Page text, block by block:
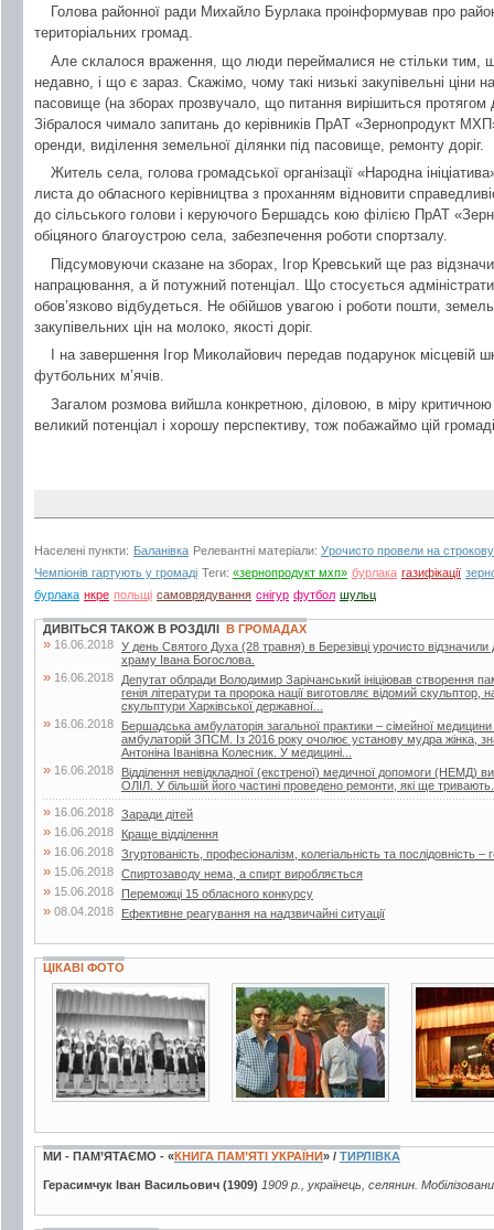
Голова районної ради Михайло Бурлака проінформував про
територіальних громад.
Але склалося враження, що люди переймалися не стільки тим,
недавно, і що є зараз. Скажімо, чому такі низькі закупівельні ціни
пасовище (на зборах прозвучало, що питання вирішиться протягом
Зібралося чимало запитань до керівників ПрАТ «Зернопродукт
оренди, виділення земельної ділянки під пасовище, ремонту доріг.
Житель села, голова громадської організації «Народна
листа до обласного керівництва з проханням відновити
до сільського голови і керуючого Бершадсь кою філією ПрАТ
обіцяного благоустрою села, забезпечення роботи спортзалу.
Підсумовуючи сказане на зборах, Ігор Кревський ще раз
напрацювання, а й потужний потенціал. Що стосується
обов’язково відбудеться. Не обійшов увагою і роботи пошти,
закупівельних цін на молоко, якості доріг.
І на завершення Ігор Миколайович передав подарунок місцевій
футбольних м’ячів.
Загалом розмова вийшла конкретною, діловою, в міру
великий потенціал і хорошу перспективу, тож побажаймо цій
Населені пункти: Баланівка Релевантні матеріали: Урочисто провели на
Чемпіонів гартують у громаді Теги: «зернопродукт мхп» бурлака газифікації
бурлака нкре польщі самоврядування снігур футбол шульц
ДИВІТЬСЯ ТАКОЖ В РОЗДІЛІ В ГРОМАДАХ
» 16.06.2018 У день Святого Духа (28 травня) в Березівці урочисто відзначили
храму Івана Богослова.
» 16.06.2018
Депутат облради Володимир Зарічанський ініціював створення
генія літератури та пророка нації виготовляє відомий
скульптури Харківської державної...
» 16.06.2018
Бершадська амбулаторія загальної практики – сімейної
амбулаторій ЗПСМ. Із 2016 року очолює установу мудра жінка,
Антоніна Іванівна Колесник. У медицині...
» 16.06.2018
Відділення невідкладної (екстреної) медичної допомоги (НЕМД)
ОЛІЛ. У більшій його частині проведено ремонти, які ще тривають.
» 16.06.2018 Заради дітей
» 16.06.2018 Краще відділення
» 16.06.2018 Згуртованість, професіоналізм, колегіальність та послідовність –
» 15.06.2018 Спиртозаводу нема, а спирт виробляється
» 15.06.2018 Переможці 15 обласного конкурсу
» 08.04.2018 Ефективне реагування на надзвичайні ситуації
ЦІКАВІ ФОТО
3 фото 3 фото 5 фото
МИ - ПАМ’ЯТАЄМО - «КНИГА ПАМ’ЯТІ УКРАЇНИ» / ТИРЛІВКА
Герасимчук Іван Васильович (1909) 1909 р., українець, селянин.